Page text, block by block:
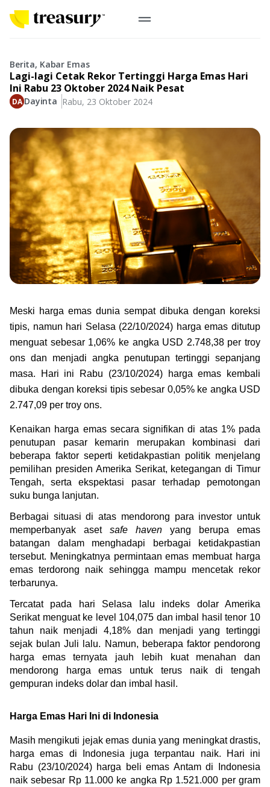
Emas Fisik
Logam Mulia
Antam, UBS
Koin Emas
Koin Nusantara, Lunar & Custom
Perhiasan
From Story
Buyback
Jual emas kamu ke Treasury
Event
Perusahaan
Gold for Good
Berkontribusi pada hal yang benar-benar berarti
#BuatMasaDepan
Green Gold
Profile
Tata Kelola
Indonesia
Indonesia
Berita, Kabar Emas
Lagi-lagi Cetak Rekor Tertinggi Harga Emas Hari
Ini Rabu 23 Oktober 2024 Naik Pesat
Dayinta Rabu, 23 Oktober 2024
Meski harga emas dunia sempat dibuka dengan koreksi
tipis, namun hari Selasa (22/10/2024) harga emas ditutup
menguat sebesar 1,06% ke angka USD 2.748,38 per troy
ons dan menjadi angka penutupan tertinggi sepanjang
masa. Hari ini Rabu (23/10/2024) harga emas kembali
dibuka dengan koreksi tipis sebesar 0,05% ke angka USD
2.747,09 per troy ons.
Kenaikan harga emas secara signifikan di atas 1% pada
penutupan pasar kemarin merupakan kombinasi dari
beberapa faktor seperti ketidakpastian politik menjelang
pemilihan presiden Amerika Serikat, ketegangan di Timur
Tengah, serta ekspektasi pasar terhadap pemotongan
suku bunga lanjutan.
Berbagai situasi di atas mendorong para investor untuk
memperbanyak aset safe haven yang berupa emas
batangan dalam menghadapi berbagai ketidakpastian
tersebut. Meningkatnya permintaan emas membuat harga
emas terdorong naik sehingga mampu mencetak rekor
terbarunya.
Tercatat pada hari Selasa lalu indeks dolar Amerika
Serikat menguat ke level 104,075 dan imbal hasil tenor 10
tahun naik menjadi 4,18% dan menjadi yang tertinggi
sejak bulan Juli lalu. Namun, beberapa faktor pendorong
harga emas ternyata jauh lebih kuat menahan dan
mendorong harga emas untuk terus naik di tengah
gempuran indeks dolar dan imbal hasil.
Harga Emas Hari Ini di Indonesia
Masih mengikuti jejak emas dunia yang meningkat drastis,
harga emas di Indonesia juga terpantau naik. Hari ini
Rabu (23/10/2024) harga beli emas Antam di Indonesia
naik sebesar Rp 11.000 ke angka Rp 1.521.000 per gram